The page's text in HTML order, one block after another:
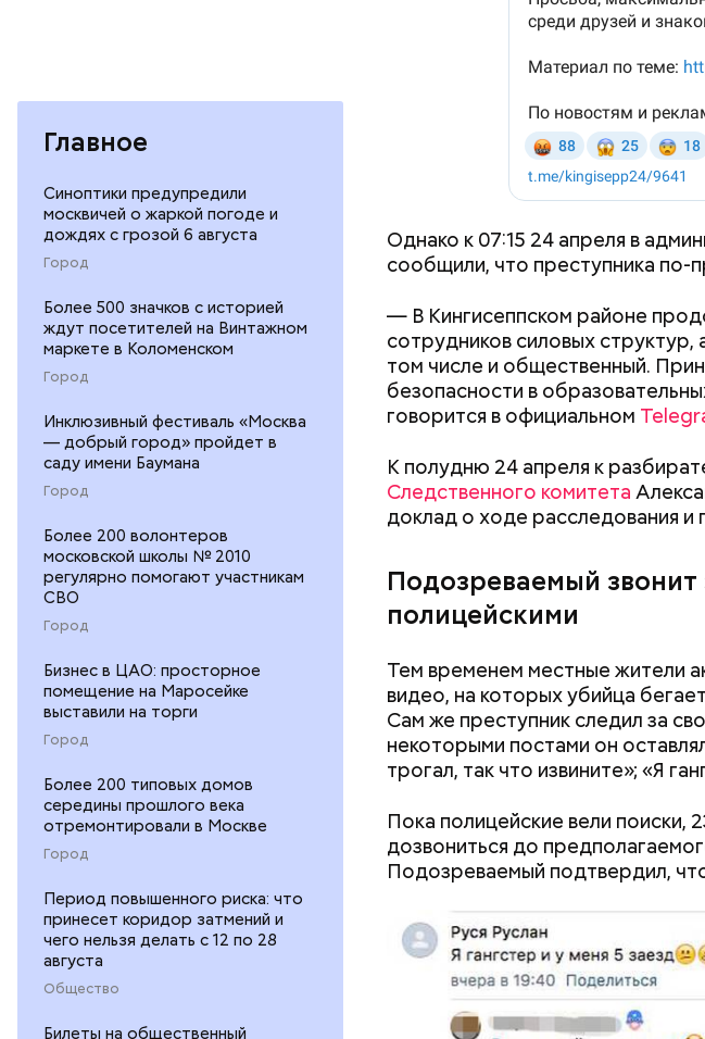
Главное
Синоптики предупредили
москвичей о жаркой погоде и
дождях с грозой 6 августа
Город
Более 500 значков с историей
ждут посетителей на Винтажном
маркете в Коломенском
Город
Инклюзивный фестиваль «Москва
— добрый город» пройдет в
саду имени Баумана
Город
Более 200 волонтеров
московской школы № 2010
регулярно помогают участникам
СВО
Город
Бизнес в ЦАО: просторное
помещение на Маросейке
выставили на торги
Город
Более 200 типовых домов
середины прошлого века
отремонтировали в Москве
Город
Период повышенного риска: что
принесет коридор затмений и
чего нельзя делать с 12 по 28
августа
Общество
Билеты на общественный
Однако к 07:15 24 апреля в
сообщили, что преступника по-
— В Кингисеппском районе
сотрудников силовых структур,
том числе и общественный.
безопасности в
говорится в официальном
К полудню 24 апреля к
Следственного комитета
доклад о ходе расследования и
Подозреваемый
полицейскими
Тем временем местные жители
видео, на которых убийца
Сам же преступник следил за
некоторыми постами он
трогал, так что извините»; «Я
Пока полицейские вели поиски,
дозвониться до
Подозреваемый подтвердил,